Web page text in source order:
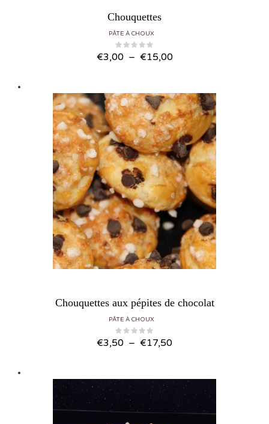
Chouquettes
PÂTE À CHOUX
€3,00 – €15,00Plage de prix : €3,00 à €15,00
Chouquettes aux pépites de chocolat
PÂTE À CHOUX
€3,50 – €17,50Plage de prix : €3,50 à €17,50